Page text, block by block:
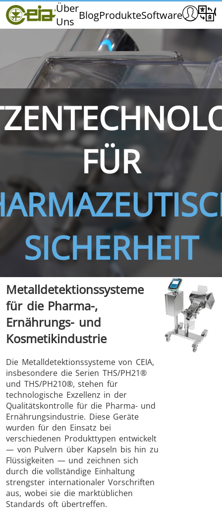
Über
Uns BlogProdukteSoftware
Home
CEIA
Messen und Veranstaltungen
THS/PH210 THS/PH210-FFV THS/
THS/PH21N-FB THS/PH21N-FFV
THS/
D25
THS/FBB
THS/MBB
THS/GMS21
THS Production
4.0
MD-SCOPE
FÜR
SICHERHEIT
Metalldetektionssysteme
für die Pharma-,
Ernährungs- und
Kosmetikindustrie
Die Metalldetektionssysteme von CEIA,
insbesondere die Serien THS/PH21®
und THS/PH210®, stehen für
technologische Exzellenz in der
Qualitätskontrolle für die Pharma- und
Ernährungsindustrie. Diese Geräte
wurden für den Einsatz bei
verschiedenen Produkttypen entwickelt
— von Pulvern über Kapseln bis hin zu
Flüssigkeiten — und zeichnen sich
durch die vollständige Einhaltung
strengster internationaler Vorschriften
aus, wobei sie die marktüblichen
Standards oft übertreffen.